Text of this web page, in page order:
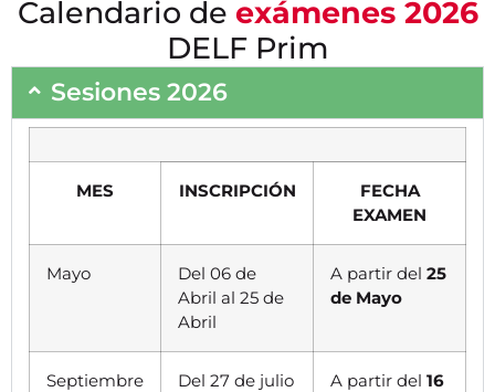
Calendario de exámenes 2026
DELF Prim
Sesiones 2026
MES INSCRIPCIÓN
FECHA
EXAMEN
Mayo
Del 06 de
Abril al 25 de
Abril
A partir del 25
de Mayo
Septiembre
Del 27 de julio
A partir del 16